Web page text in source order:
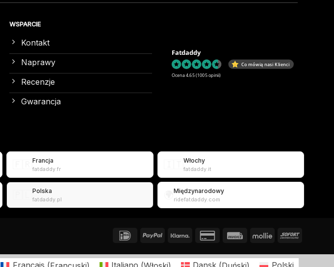
WSPARCIE
Kontakt
Naprawy
Recenzje
Gwarancja
Fatdaddy
Co mówią nasi Klienci
Ocena 4.65 (1005 opinii)
Francja
fatdaddy.fr
Włochy
fatdaddy.it
Polska
fatdaddy.pl
Międzynarodowy
ridefatdaddy.com